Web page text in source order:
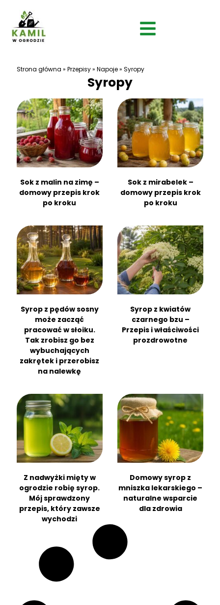
Strona główna » Przepisy» Napoje» Syropy
Syropy
Sok z malin na zimę –
domowy przepis krok
po kroku
Sok z mirabelek –
domowy przepis krok
po kroku
Syrop z pędów sosny
może zacząć
pracować w słoiku.
Tak zrobisz go bez
wybuchających
zakrętek i przerobisz
na nalewkę
Syrop z kwiatów
czarnego bzu –
Przepis i właściwości
prozdrowotne
Z nadwyżki mięty w
ogrodzie robię syrop.
Mój sprawdzony
przepis, który zawsze
wychodzi
Domowy syrop z
mniszka lekarskiego –
naturalne wsparcie
dla zdrowia